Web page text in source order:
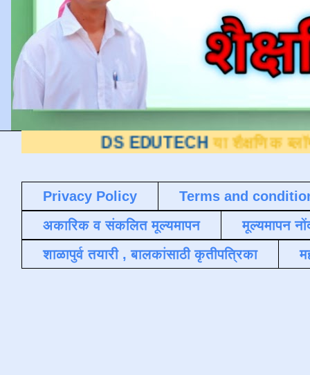
DS EDUTECH या शैक्षणिक ब्लॉगवर आपले
Privacy Policy
Terms and
अकारिक व संकलित मूल्यमापन
मूल्यमापन
शाळापुर्व तयारी , बालकांसाठी कृतीपत्रिका